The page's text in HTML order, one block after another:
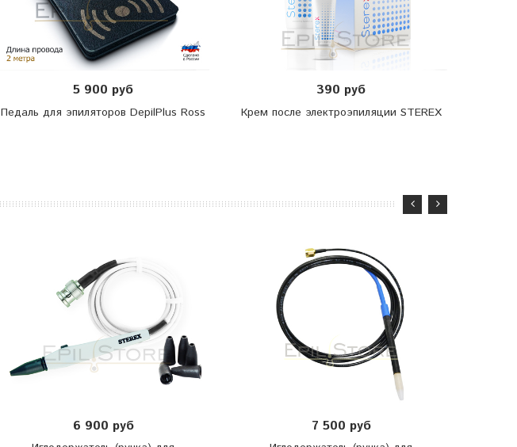
5 900 руб
Педаль для эпиляторов DepilPlus Ross
390 руб
Крем после электроэпиляции STEREX
6 900 руб 7 500 руб